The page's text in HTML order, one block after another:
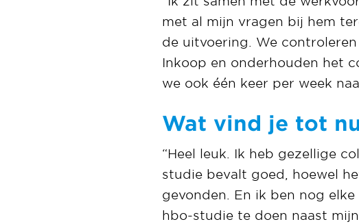
met al mijn vragen bij hem
de uitvoering. We
Inkoop en onderhouden het
we ook één keer per week
Wat vind je tot
“Heel leuk. Ik heb gezellige
studie bevalt goed, hoewel
gevonden. En ik ben nog
hbo-studie te doen naast